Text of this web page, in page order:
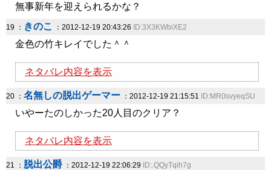
無事新年を迎えられるかな？
19 ： きのこ ：2012-12-19 20:43:26 ID:3X3KWbiXE2
金色の竹キレイでした＾＾
ネタバレ内容を表示
20 ： 名無しの脱出ゲーマー ：2012-12-19 21:15:51 ID:MR0svyeqSU
いやーたのしかった20人目のクリア？
ネタバレ内容を表示
21 ： 脱出公爵 ：2012-12-19 22:06:29 ID:.QQyTqih7g